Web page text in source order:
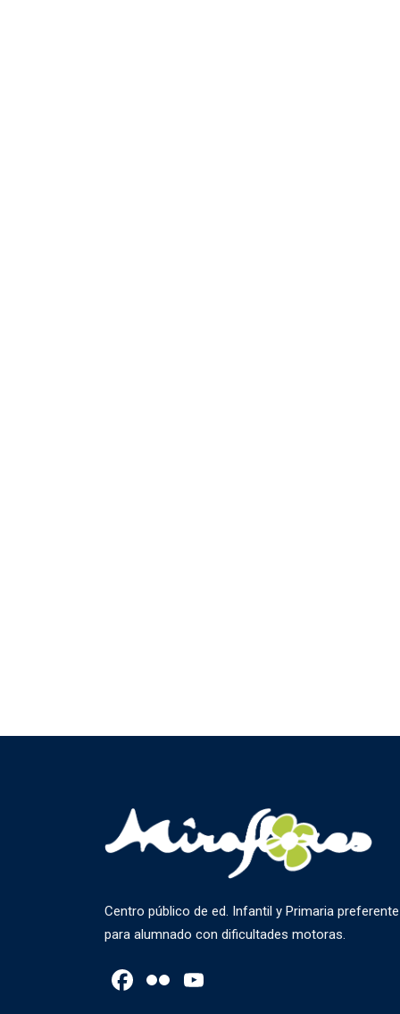
Centro público de ed. Infantil y Primaria preferente
para alumnado con dificultades motoras.
Facebook
Flickr